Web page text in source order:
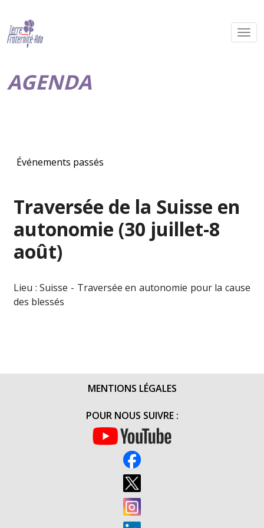
AGENDA
Événements passés
Traversée de la Suisse en
autonomie (30 juillet-8
août)
Lieu : Suisse - Traversée en autonomie pour la cause
des blessés
MENTIONS LÉGALES
POUR NOUS SUIVRE :